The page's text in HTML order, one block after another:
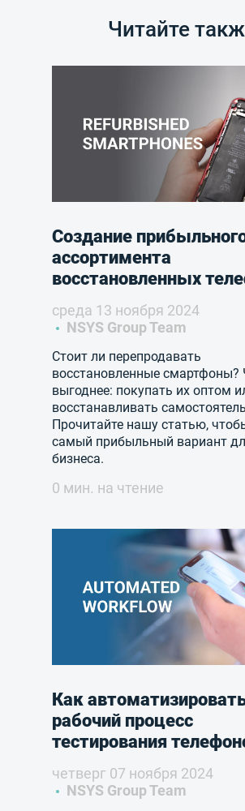
Читайте
Создание
ассортимента
восстановленных
среда 13 ноября 2024
NSYS Group Team
Стоит ли перепродавать
восстановленные смартфоны?
выгоднее: покупать их оптом
восстанавливать
Прочитайте нашу статью,
самый прибыльный вариант
бизнеса.
0 мин. на чтение
Как
рабочий процесс
тестирования
четверг 07 ноября 2024
NSYS Group Team